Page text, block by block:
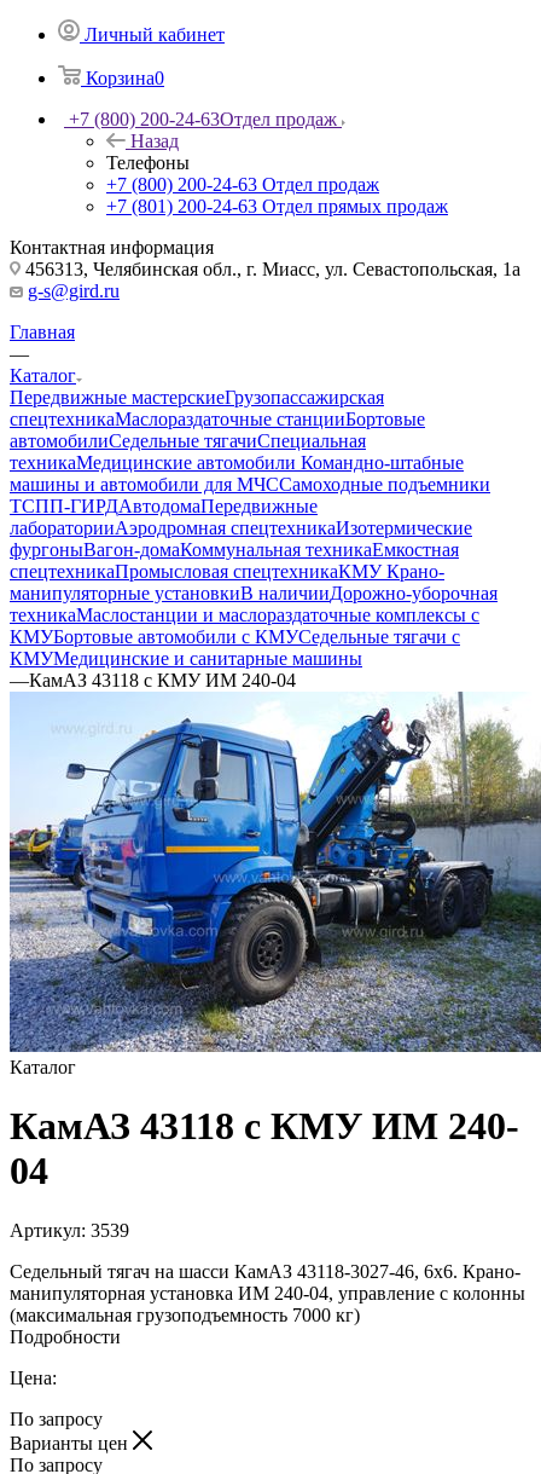
Личный кабинет
Корзина0
+7 (800) 200-24-63Отдел продаж
Назад
Телефоны
+7 (800) 200-24-63 Отдел продаж
+7 (801) 200-24-63 Отдел прямых продаж
Контактная информация
456313, Челябинская обл., г. Миасс, ул. Севастопольская, 1а
g-s@gird.ru
Главная
—
Каталог
Передвижные мастерскиеГрузопассажирская
спецтехникаМаслораздаточные станцииБортовые
автомобилиСедельные тягачиСпециальная
техникаМедицинские автомобили Командно-штабные
машины и автомобили для МЧССамоходные подъемники
ТСПП-ГИРДАвтодомаПередвижные
лабораторииАэродромная спецтехникаИзотермические
фургоныВагон-домаКоммунальная техникаЕмкостная
спецтехникаПромысловая спецтехникаКМУ Крано-
манипуляторные установкиВ наличииДорожно-уборочная
техникаМаслостанции и маслораздаточные комплексы с
КМУБортовые автомобили с КМУСедельные тягачи с
КМУМедицинские и санитарные машины
—КамАЗ 43118 с КМУ ИМ 240-04
Каталог
КамАЗ 43118 с КМУ ИМ 240-
04
Артикул: 3539
Седельный тягач на шасси КамАЗ 43118-3027-46, 6х6. Крано-
манипуляторная установка ИМ 240-04, управление с колонны
(максимальная грузоподъемность 7000 кг)
Подробности
Цена:
По запросу
Варианты цен
По запросу